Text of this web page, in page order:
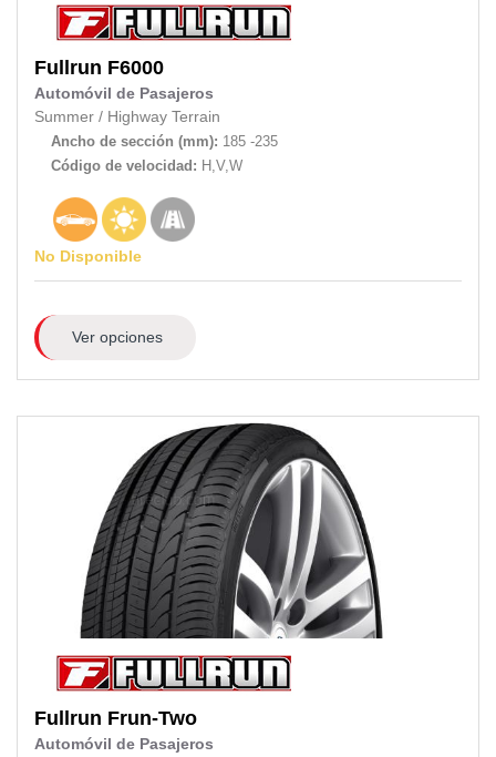
Fullrun F6000
Automóvil de Pasajeros
Summer / Highway Terrain
Ancho de sección (mm): 185 -235
Código de velocidad: H,V,W
No Disponible
Ver opciones
Fullrun Frun-Two
Automóvil de Pasajeros